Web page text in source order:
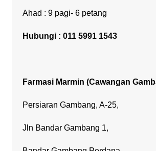
Ahad : 9 pagi- 6 petang
Hubungi : 011 5991 1543
Farmasi Marmin (Cawangan
Persiaran Gambang, A-25,
Jln Bandar Gambang 1,